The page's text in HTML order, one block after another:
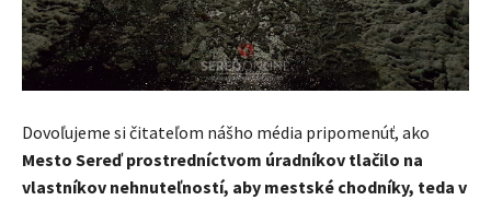
Dovoľujeme si čitateľom nášho média pripomenúť, ako
Mesto Sereď prostredníctvom úradníkov tlačilo na
vlastníkov nehnuteľností, aby mestské chodníky, teda v